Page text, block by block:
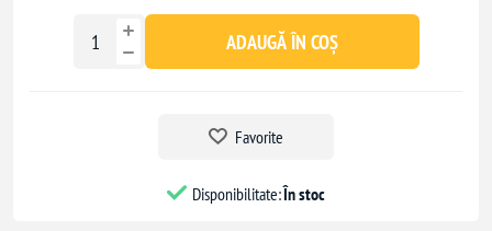
ADAUGĂ ÎN COȘ
Favorite
Disponibilitate:În stoc